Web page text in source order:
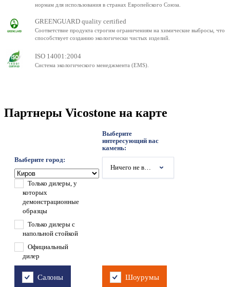
нормам для использования в странах Европейского Союза.
GREENGUARD quality certified
Соответствие продукта строгим ограничениям на химические выбросы, что
способствует созданию экологически чистых изделий.
ISO 14001:2004
Система экологического менеджмента (EMS).
Партнеры Vicostone на карте
Выберите город:
Выберите
интересующий вас
камень:
Ничего не выбрано
Только дилеры, у
которых
демонстрационные
образцы
Только дилеры с
напольной стойкой
Официальный
дилер
Салоны Шоурумы